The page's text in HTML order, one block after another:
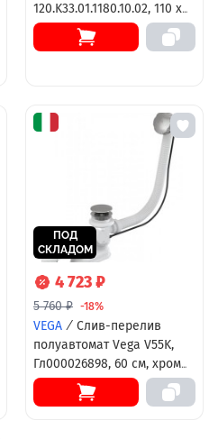
120.K33.01.1180.10.02, 110 х
80 см, стекло шиншилла,
профиль хром
ПОД
СКЛАДОМ
4 723 ₽
5 760 ₽ -18%
VEGA / Слив-перелив
полуавтомат Vega V55K,
Гл000026898, 60 см, хром
матовый